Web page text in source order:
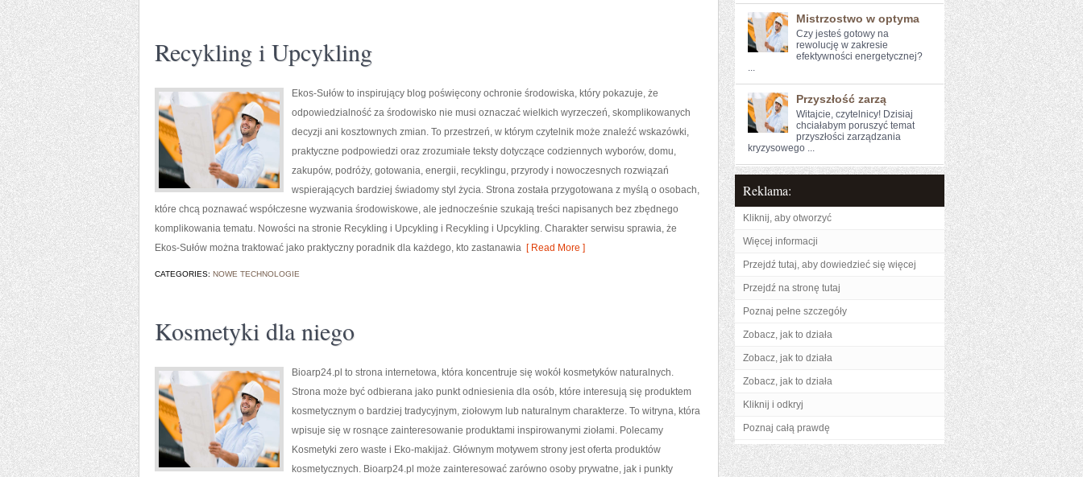
Recykling i Upcykling
Ekos-Sułów to inspirujący blog poświęcony ochronie środowiska, który pokazuje, że
odpowiedzialność za środowisko nie musi oznaczać wielkich wyrzeczeń, skomplikowanych
decyzji ani kosztownych zmian. To przestrzeń, w którym czytelnik może znaleźć wskazówki,
praktyczne podpowiedzi oraz zrozumiałe teksty dotyczące codziennych wyborów, domu,
zakupów, podróży, gotowania, energii, recyklingu, przyrody i nowoczesnych rozwiązań
wspierających bardziej świadomy styl życia. Strona została przygotowana z myślą o osobach,
które chcą poznawać współczesne wyzwania środowiskowe, ale jednocześnie szukają treści napisanych bez zbędnego
komplikowania tematu. Nowości na stronie Recykling i Upcykling i Recykling i Upcykling. Charakter serwisu sprawia, że
Ekos-Sułów można traktować jako praktyczny poradnik dla każdego, kto zastanawia [ Read More ]
CATEGORIES: NOWE TECHNOLOGIE
Kosmetyki dla niego
Bioarp24.pl to strona internetowa, która koncentruje się wokół kosmetyków naturalnych.
Strona może być odbierana jako punkt odniesienia dla osób, które interesują się produktem
kosmetycznym o bardziej tradycyjnym, ziołowym lub naturalnym charakterze. To witryna, która
wpisuje się w rosnące zainteresowanie produktami inspirowanymi ziołami. Polecamy
Kosmetyki zero waste i Eko-makijaż. Głównym motywem strony jest oferta produktów
kosmetycznych. Bioarp24.pl może zainteresować zarówno osoby prywatne, jak i punkty
Mistrzostwo w optyma
Czy jesteś gotowy na
rewolucję w ‍zakresie
efektywności energetycznej?
...
Przyszłość zarzą
Witajcie, ⁢czytelnicy!⁣ Dzisiaj
chciałabym poruszyć‌ temat
przyszłości ‌zarządzania
⁢kryzysowego ...
Reklama:
Kliknij, aby otworzyć
Więcej informacji
Przejdź tutaj, aby dowiedzieć się więcej
Przejdź na stronę tutaj
Poznaj pełne szczegóły
Zobacz, jak to działa
Zobacz, jak to działa
Zobacz, jak to działa
Kliknij i odkryj
Poznaj całą prawdę